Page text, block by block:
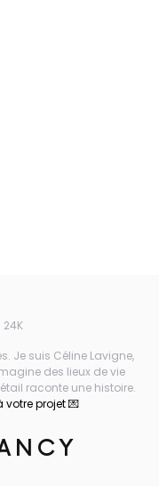
24K
Je suis Céline Lavigne,
des lieux de vie
raconte une histoire.
projet 💌